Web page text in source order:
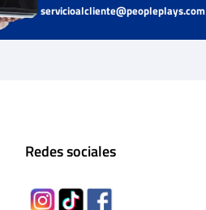
servicioalcliente@peopleplays.com
Redes sociales